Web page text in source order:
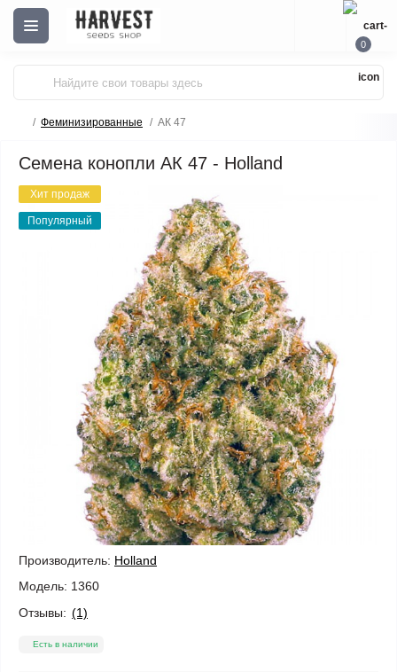
0
Феминизированные АК 47
Семена конопли АК 47 - Holland
Хит продаж
Популярный
Производитель: Holland
Модель: 1360
Отзывы: (1)
Есть в наличии